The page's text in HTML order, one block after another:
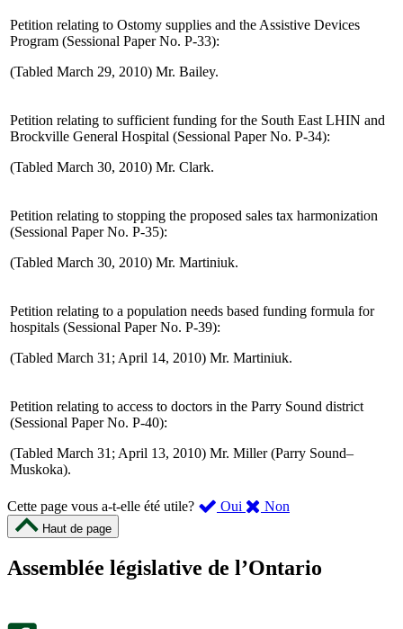
Petition relating to Ostomy supplies and the Assistive Devices
Program (Sessional Paper No. P-33):
(Tabled March 29, 2010) Mr. Bailey.
Petition relating to sufficient funding for the South East LHIN and
Brockville General Hospital (Sessional Paper No. P-34):
(Tabled March 30, 2010) Mr. Clark.
Petition relating to stopping the proposed sales tax harmonization
(Sessional Paper No. P-35):
(Tabled March 30, 2010) Mr. Martiniuk.
Petition relating to a population needs based funding formula for
hospitals (Sessional Paper No. P-39):
(Tabled March 31; April 14, 2010) Mr. Martiniuk.
Petition relating to access to doctors in the Parry Sound district
(Sessional Paper No. P-40):
(Tabled March 31; April 13, 2010) Mr. Miller (Parry Sound–
Muskoka).
Cette page vous a-t-elle été utile? Oui ,
été
Non
m’a
Haut de page
Assemblée législative de l’Ontario